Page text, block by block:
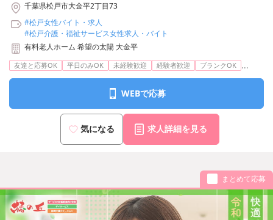
千葉県松戸市大金平2丁目73
#松戸女性バイト・求人
#松戸介護・福祉サービス女性求人・バイト
有料老人ホーム 希望の太陽 大金平
友達と応募OK 平日のみOK 未経験歓迎 経験者歓迎 ブランクOK ...
WEBで応募
気になる 求人詳細を見る
まとめて応募